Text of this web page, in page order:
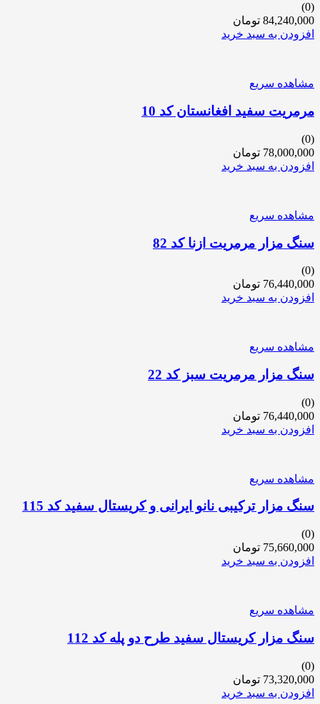
(0)
84,240,000 تومان
افزودن به سبد خرید
مشاهده سریع
مرمریت سفید افغانستان کد 10
(0)
78,000,000 تومان
افزودن به سبد خرید
مشاهده سریع
سنگ مزار مرمریت ازنا کد 82
(0)
76,440,000 تومان
افزودن به سبد خرید
مشاهده سریع
سنگ مزار مرمریت سبز کد 22
(0)
76,440,000 تومان
افزودن به سبد خرید
مشاهده سریع
سنگ مزار ترکیبی نانو ایرانی و کریستال سفید کد 115
(0)
75,660,000 تومان
افزودن به سبد خرید
مشاهده سریع
سنگ مزار کریستال سفید طرح دو پله کد 112
(0)
73,320,000 تومان
افزودن به سبد خرید